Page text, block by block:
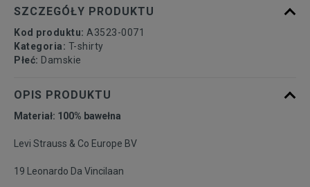
SZCZEGÓŁY PRODUKTU
Kod produktu: A3523-0071
Kategoria: T-shirty
Płeć: Damskie
OPIS PRODUKTU
Materiał: 100% bawełna
Levi Strauss & Co Europe BV
19 Leonardo Da Vincilaan